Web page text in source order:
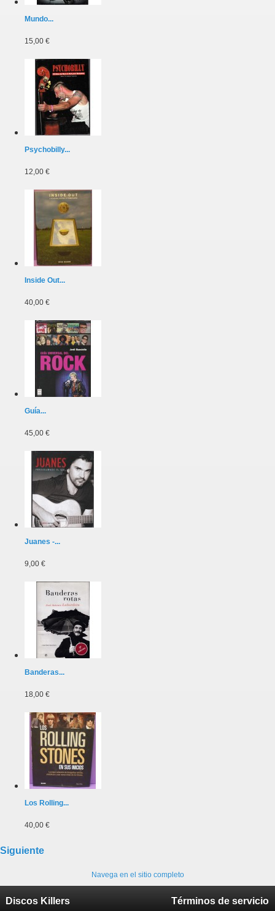
Mundo...
15,00 €
Psychobilly...
12,00 €
Inside Out...
40,00 €
Guía...
45,00 €
Juanes -...
9,00 €
Banderas...
18,00 €
Los Rolling...
40,00 €
Siguiente
Navega en el sitio completo
Discos Killers Términos de servicio